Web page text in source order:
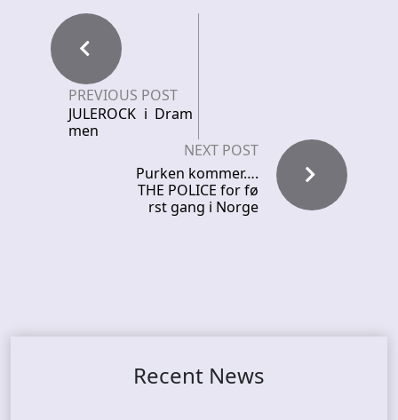
PREVIOUS POST
JULEROCK i Dram
men
NEXT POST
Purken kommer….
THE POLICE for fø
rst gang i Norge
Recent News